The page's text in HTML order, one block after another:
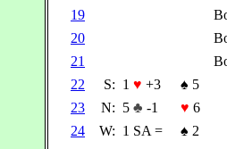
19
20
21
22
S: 1 ♥ +3 ♠ 5
23
N: 5 ♣ -1 ♥ 6
24
W: 1 SA = ♠ 2